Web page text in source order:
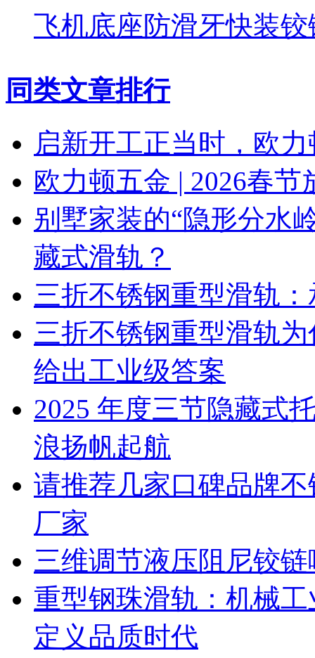
飞机底座防滑牙快装铰
同类文章排行
启新开工正当时，欧
欧力顿五金 | 2026春节
别墅家装的“隐形分水
藏式滑轨？
三折不锈钢重型滑轨
三折不锈钢重型滑轨
给出工业级答案
2025 年度三节隐藏式
浪扬帆起航
请推荐几家口碑品牌
厂家
三维调节液压阻尼铰
重型钢珠滑轨：机械
定义品质时代